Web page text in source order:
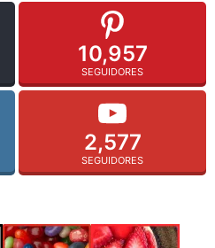
10,957
SEGUIDORES
2,577
SEGUIDORES